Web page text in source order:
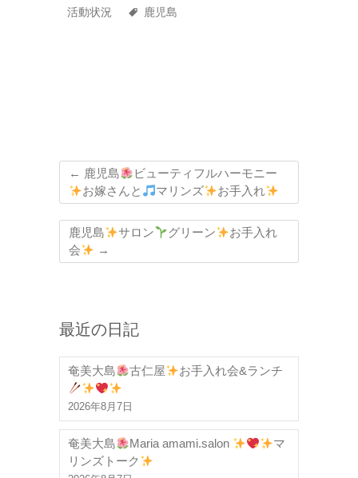
活動状況 鹿児島
← 鹿児島
ビューティフルハーモニー
お嫁さんと
マリンズ お手入れ
鹿児島 サロン グリーン
お手入れ
会
→
最近の日記
奄美大島 古仁屋 お手入れ会&ランチ
2026年8月7日
奄美大島 Maria amami.salon
マ
リンズトーク